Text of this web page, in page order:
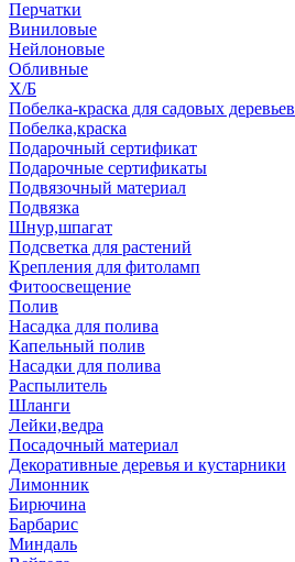
Перчатки
Виниловые
Нейлоновые
Обливные
Х/Б
Побелка-краска для садовых деревьев
Побелка,краска
Подарочный сертификат
Подарочные сертификаты
Подвязочный материал
Подвязка
Шнур,шпагат
Подсветка для растений
Крепления для фитоламп
Фитоосвещение
Полив
Насадка для полива
Капельный полив
Насадки для полива
Распылитель
Шланги
Лейки,ведра
Посадочный материал
Декоративные деревья и кустарники
Лимонник
Бирючина
Барбарис
Миндаль